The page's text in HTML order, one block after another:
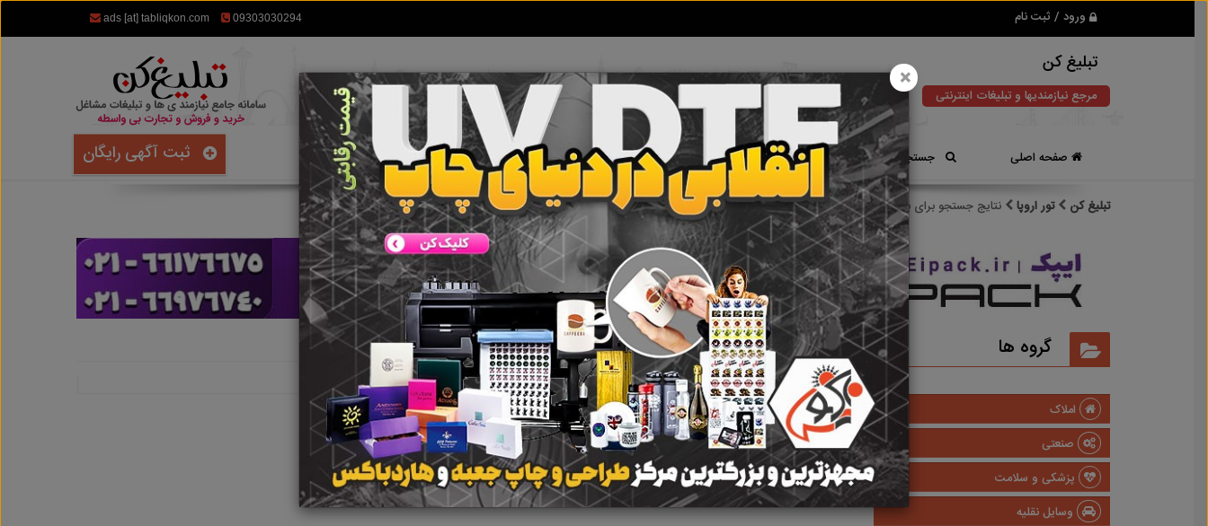
ورود / ثبت نام ads [at] tabliqkon.com 09303030294
تبلیغ کن
مرجع نیازمندیها و تبلیغات اینترنتی
صفحه اصلی جستجوی سریع تعرفه آگهی ها خبرهای سایت تماس با ما ثبت آگهی رایگان
تبلیغ کن تور اروپا نتایج جستجو برای برچسبتور اروپا
نتایج جستجو برای برچسبتور اروپا گروه ها
املاک
صنعتی
پزشکی و سلامت
وسایل نقلیه
×